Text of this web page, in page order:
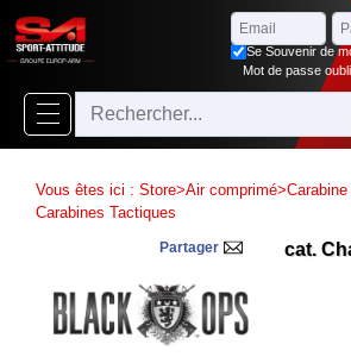
Parcourir
Nouveautés
Packs
ventes
xFermer
Se Souvenir de
Mot de passe
Vous êtes ici : Store>Air comprimé>
Carabines Tactiques
cat.
Partager